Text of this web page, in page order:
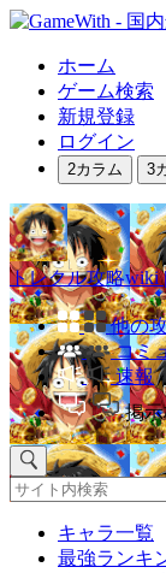
ホーム
ゲーム検索
新規登録
ログイン
2カラム 3
トレクル攻略wiki
他の
コミ
速報
掲
キャラ一覧
最強ランキ